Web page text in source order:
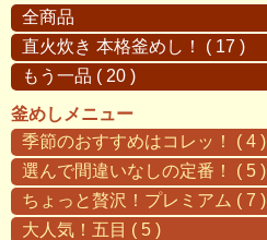
全商品
直火炊き 本格釜めし！ ( 17 )
もう一品 ( 20 )
釜めしメニュー
季節のおすすめはコレッ！ ( 4 )
選んで間違いなしの定番！ ( 5 )
ちょっと贅沢！プレミアム ( 7 )
大人気！五目 ( 5 )